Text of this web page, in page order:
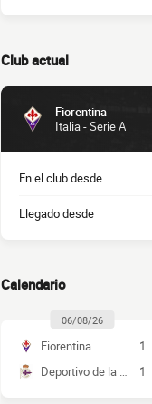
Club actual
Fiorentina
Italia - Serie A
En el club desde
Llegado desde
Calendario
06/08/26
Fiorentina
1
Deportivo de la Coruña
1